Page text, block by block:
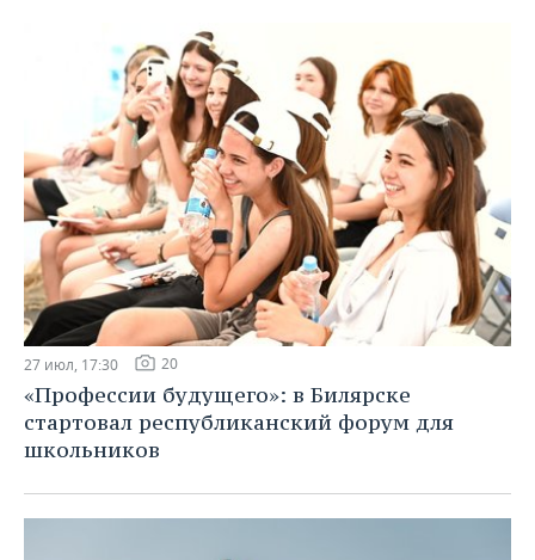
27 июл, 17:30 20
«Профессии будущего»: в Билярске
стартовал республиканский форум для
школьников